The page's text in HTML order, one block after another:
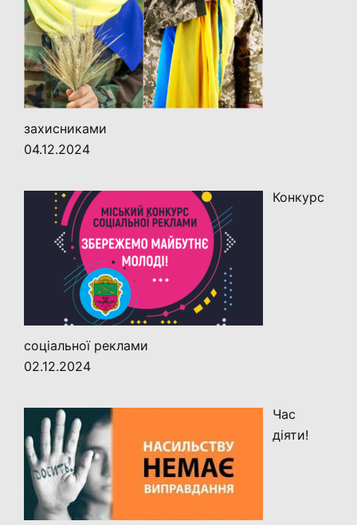
захисниками
04.12.2024
Конкурс
соціальної реклами
02.12.2024
Час
діяти!